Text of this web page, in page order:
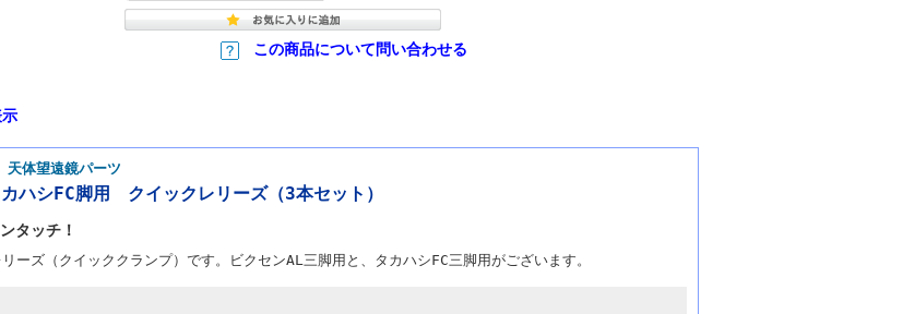
この商品について問い合わせる
体望遠鏡パーツ
ハシFC脚用 クイックレリーズ（3本セット）
タッチ！
ーズ（クイッククランプ）です。ビクセンAL三脚用と、タカハシFC三脚用がございます。